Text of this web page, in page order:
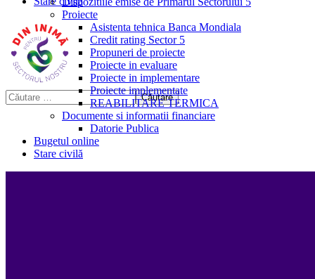
Proiecte
Asistenta tehnica Banca Mondiala
Credit rating Sector 5
Propuneri de proiecte
Proiecte in evaluare
Proiecte in implementare
Proiecte implementate
REABILITARE TERMICA
Documente si informatii financiare
Datorie Publica
Bugetul online
Stare civilă